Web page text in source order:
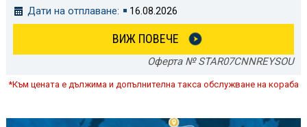
Дати на отплаване:
16.08.2026
ВИЖ ПОВЕЧЕ
Оферта № STAR07CNNREYSOU
*Към цената е дължима и допълнителна такса обслужване на кораба